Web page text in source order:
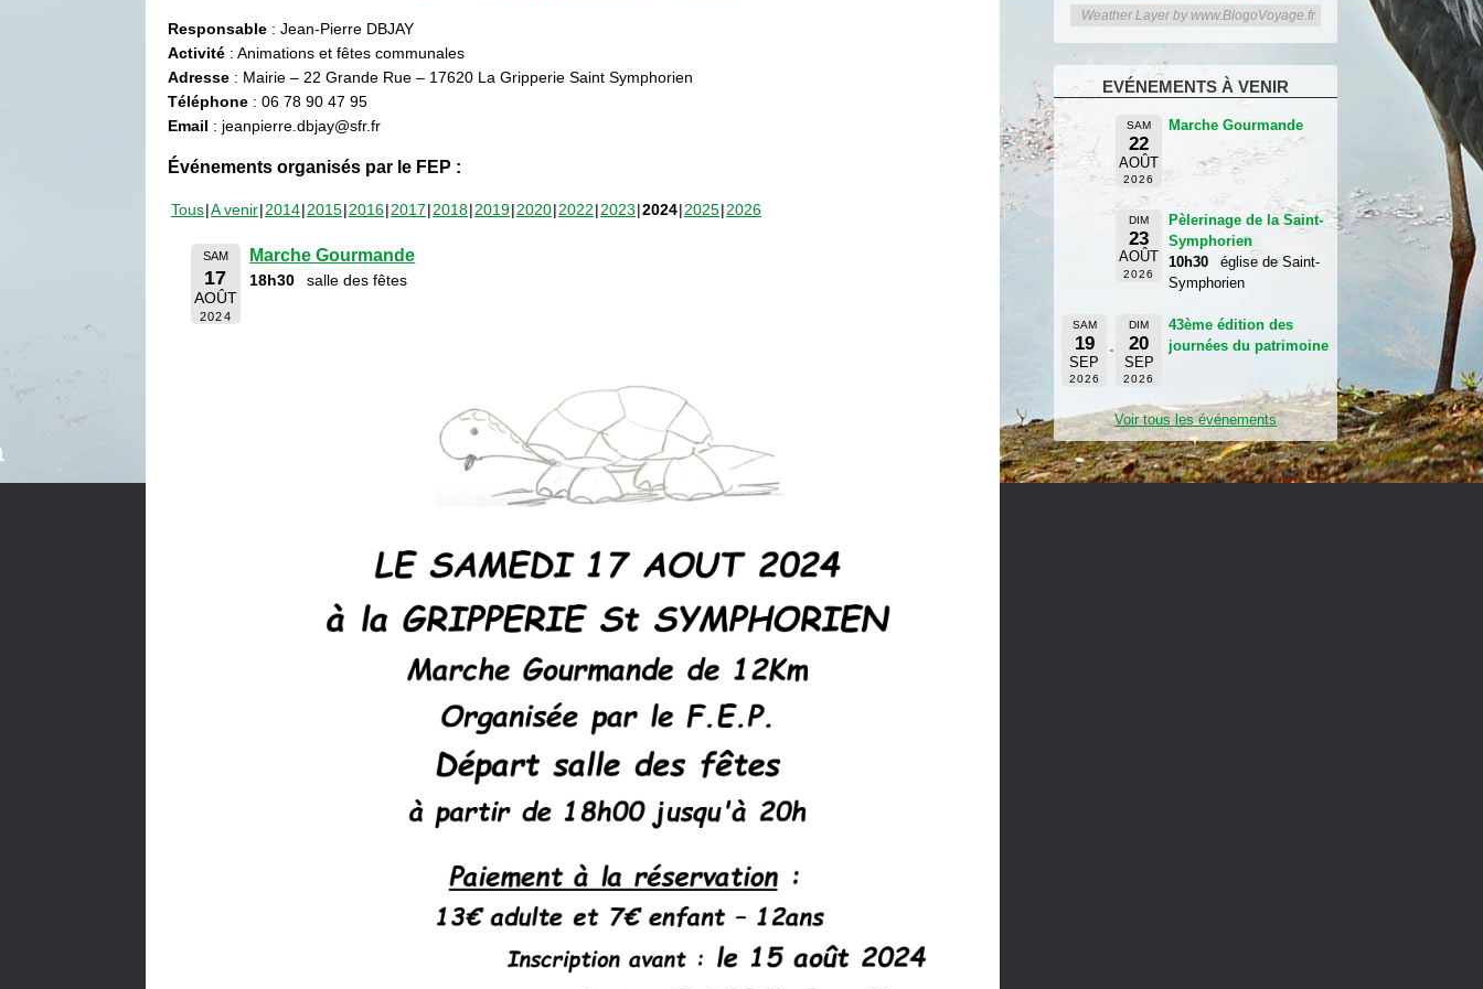
Responsable : Jean-Pierre DBJAY
Activité : Animations et fêtes communales
Adresse : Mairie – 22 Grande Rue – 17620 La Gripperie Saint Symphorien
Téléphone : 06 78 90 47 95
Email : jeanpierre.dbjay@sfr.fr
Événements organisés par le FEP :
Tous A venir 2014 2015 2016 2017 2018 2019 2020 2022 2023 2024 2025 2026
SAM
17
AOÛT
2024
Marche Gourmande
18h30 salle des fêtes
Weather Layer by www.BlogoVoyage.fr
EVÉNEMENTS À VENIR
SAM
22
AOÛT
2026
Marche Gourmande
DIM
23
AOÛT
2026
Pèlerinage de la Saint-
Symphorien
10h30
église de Saint-
Symphorien
SAM
19
SEP
2026
DIM
20
SEP
2026
43ème édition des
journées du patrimoine
Voir tous les événements